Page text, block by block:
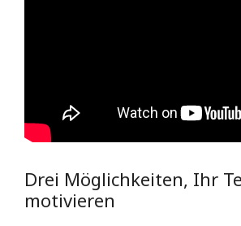
Drei Möglichkeiten, Ihr
motivieren